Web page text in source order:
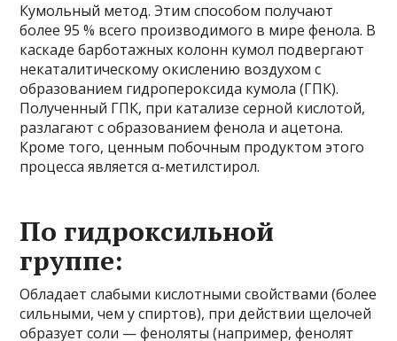
Кумольный метод. Этим способом получают
более 95 % всего производимого в мире фенола. В
каскаде барботажных колонн кумол подвергают
некаталитическому окислению воздухом с
образованием гидропероксида кумола (ГПК).
Полученный ГПК, при катализе серной кислотой,
разлагают с образованием фенола и ацетона.
Кроме того, ценным побочным продуктом этого
процесса является α-метилстирол.
По гидроксильной
группе:
Обладает слабыми кислотными свойствами (более
сильными, чем у спиртов), при действии щелочей
образует соли — феноляты (например, фенолят